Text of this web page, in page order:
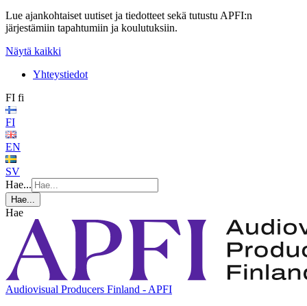
Lue ajankohtaiset uutiset ja tiedotteet sekä tutustu APFI:n
järjestämiin tapahtumiin ja koulutuksiin.
Näytä kaikki
Yhteystiedot
FI fi
FI
EN
SV
Hae...
Hae...
Hae
Audiovisual Producers Finland - APFI